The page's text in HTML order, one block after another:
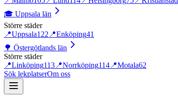
🎓 Uppsala län
Större städer
📍Uppsala122 📍Enköping41
🌳 Östergötlands län
Större städer
📍Linköping113 📍Norrköping114 📍Motala62
Sök lekplatserOm oss